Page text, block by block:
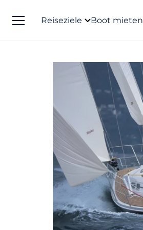
Reiseziele Boot mieten